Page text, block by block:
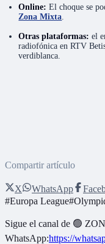
Online: El choque se
Zona Mixta
Otras plataformas: el
radiofónica en RTV
verdiblanca.
Compartir artículo
X WhatsApp
#Europa League#
Sigue el canal de 🟢
WhatsApp:https://